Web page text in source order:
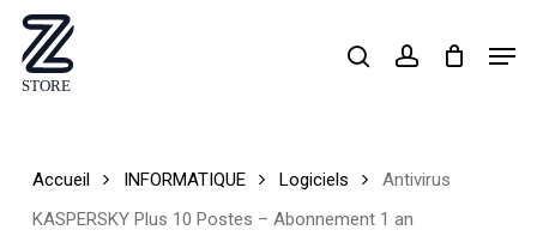
Skip
main
searchaccount
Accueil INFORMATIQUE Logiciels
Antivirus
KASPERSKY Plus 10 Postes – Abonnement 1 an